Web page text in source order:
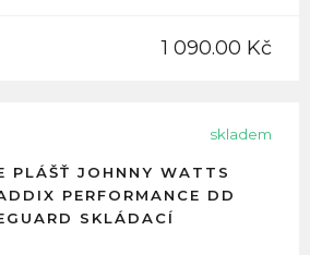
1 090.00 Kč
skladem
PLÁŠŤ JOHNNY WATTS
PERFORMANCE DD
SKLÁDACÍ